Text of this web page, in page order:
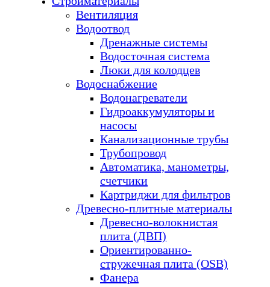
Вентиляция
Водоотвод
Дренажные системы
Водосточная система
Люки для колодцев
Водоснабжение
Водонагреватели
Гидроаккумуляторы и
насосы
Канализационные трубы
Трубопровод
Автоматика, манометры,
счетчики
Картриджи для фильтров
Древесно-плитные материалы
Древесно-волокнистая
плита (ДВП)
Ориентированно-
стружечная плита (OSB)
Фанера